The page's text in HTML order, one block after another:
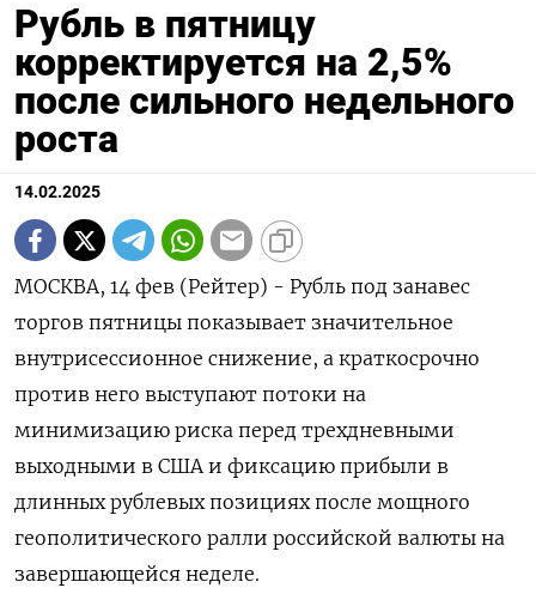
Рубль в пятницу
корректируется на 2,5%
после сильного недельного
роста
14.02.2025
МОСКВА, 14 фев (Рейтер) - Рубль под занавес
торгов пятницы показывает значительное
внутрисессионное снижение, а краткосрочно
против него выступают потоки на
минимизацию риска перед трехдневными
выходными в США и фиксацию прибыли в
длинных рублевых позициях после мощного
геополитического ралли российской валюты на
завершающейся неделе.